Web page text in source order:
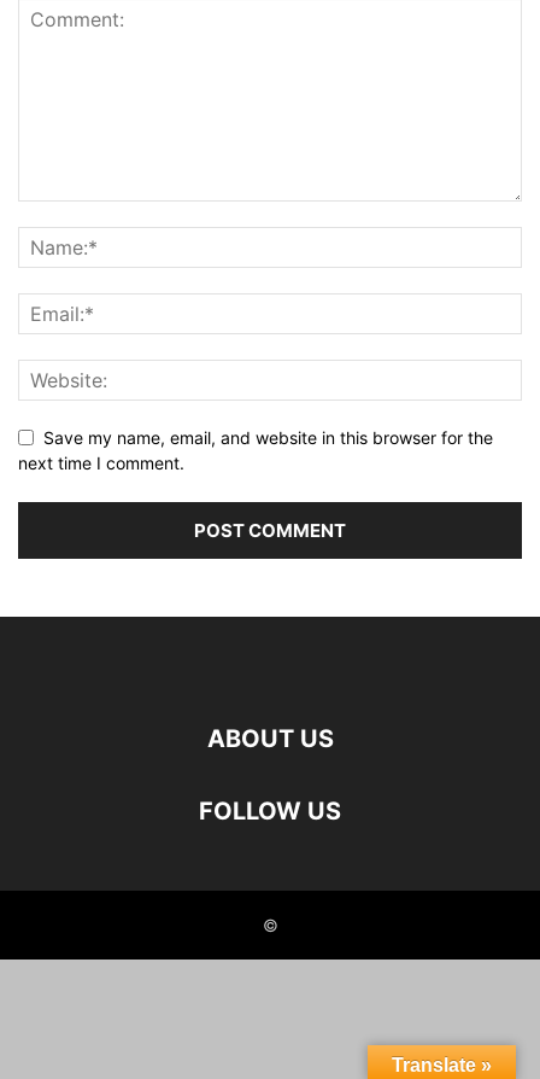
Save my name, email, and website in this browser for the
next time I comment.
ABOUT US
FOLLOW US
©
Translate »